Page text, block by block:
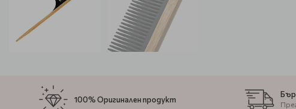
100% Оригинален продукт